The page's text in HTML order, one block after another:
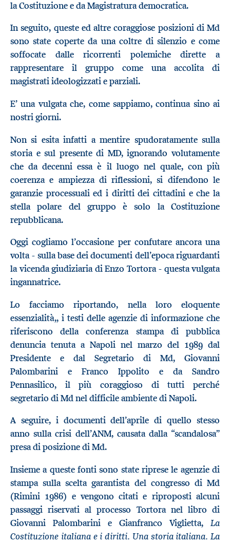
la Costituzione e da Magistratura democratica.
In seguito, queste ed altre coraggiose posizioni di Md
sono state coperte da una coltre di silenzio e come
soffocate dalle ricorrenti polemiche dirette a
rappresentare il gruppo come una accolita di
magistrati ideologizzati e parziali.
E’ una vulgata che, come sappiamo, continua sino ai
nostri giorni.
Non si esita infatti a mentire spudoratamente sulla
storia e sul presente di MD, ignorando volutamente
che da decenni essa è il luogo nel quale, con più
coerenza e ampiezza di riflessioni, si difendono le
garanzie processuali ed i diritti dei cittadini e che la
stella polare del gruppo è solo la Costituzione
repubblicana.
Oggi cogliamo l’occasione per confutare ancora una
volta - sulla base dei documenti dell’epoca riguardanti
la vicenda giudiziaria di Enzo Tortora - questa vulgata
ingannatrice.
Lo facciamo riportando, nella loro eloquente
essenzialità,, i testi delle agenzie di informazione che
riferiscono della conferenza stampa di pubblica
denuncia tenuta a Napoli nel marzo del 1989 dal
Presidente e dal Segretario di Md, Giovanni
Palombarini e Franco Ippolito e da Sandro
Pennasilico, il più coraggioso di tutti perché
segretario di Md nel difficile ambiente di Napoli.
A seguire, i documenti dell’aprile di quello stesso
anno sulla crisi dell’ANM, causata dalla “scandalosa”
presa di posizione di Md.
Insieme a queste fonti sono state riprese le agenzie di
stampa sulla scelta garantista del congresso di Md
(Rimini 1986) e vengono citati e riproposti alcuni
passaggi riservati al processo Tortora nel libro di
Giovanni Palombarini e Gianfranco Viglietta, La
Costituzione italiana e i diritti. Una storia italiana. La